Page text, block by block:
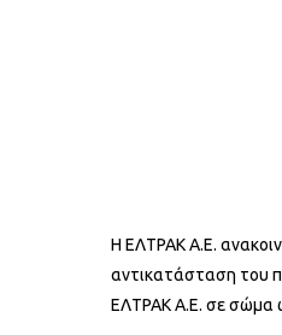
Η ΕΛΤΡΑΚ Α.Ε.
αντικατάσταση του
ΕΛΤΡΑΚ Α.Ε. σε σώμα